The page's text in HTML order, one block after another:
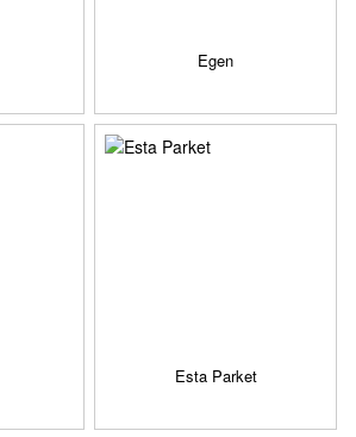
Egen
Esta Parket